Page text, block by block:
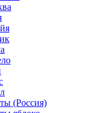
(Россия)